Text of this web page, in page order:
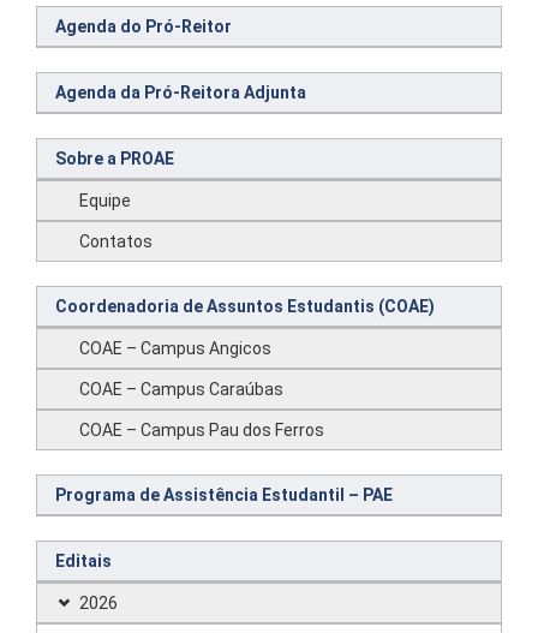
Agenda do Pró-Reitor
Agenda da Pró-Reitora Adjunta
Sobre a PROAE
Equipe
Contatos
Coordenadoria de Assuntos Estudantis (COAE)
COAE – Campus Angicos
COAE – Campus Caraúbas
COAE – Campus Pau dos Ferros
Programa de Assistência Estudantil – PAE
Editais
2026